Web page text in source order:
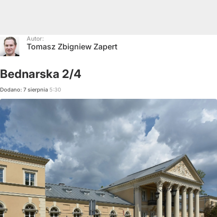
Autor:
Tomasz Zbigniew Zapert
Bednarska 2/4
Dodano: 7 sierpnia 5:30